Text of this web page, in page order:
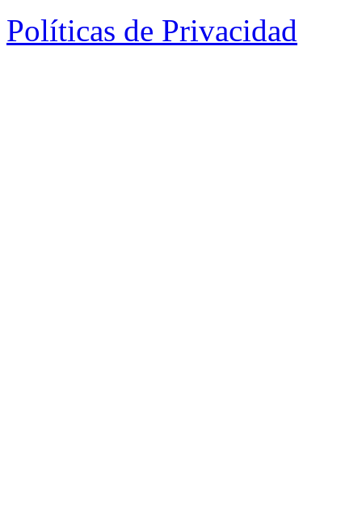
Políticas de Privacidad